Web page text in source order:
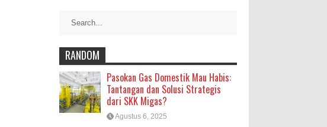
RANDOM
Pasokan Gas Domestik Mau Habis:
Tantangan dan Solusi Strategis
dari SKK Migas?
Agustus 6, 2025